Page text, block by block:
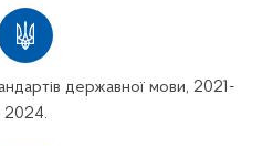
державної мови, 2021-
2024.